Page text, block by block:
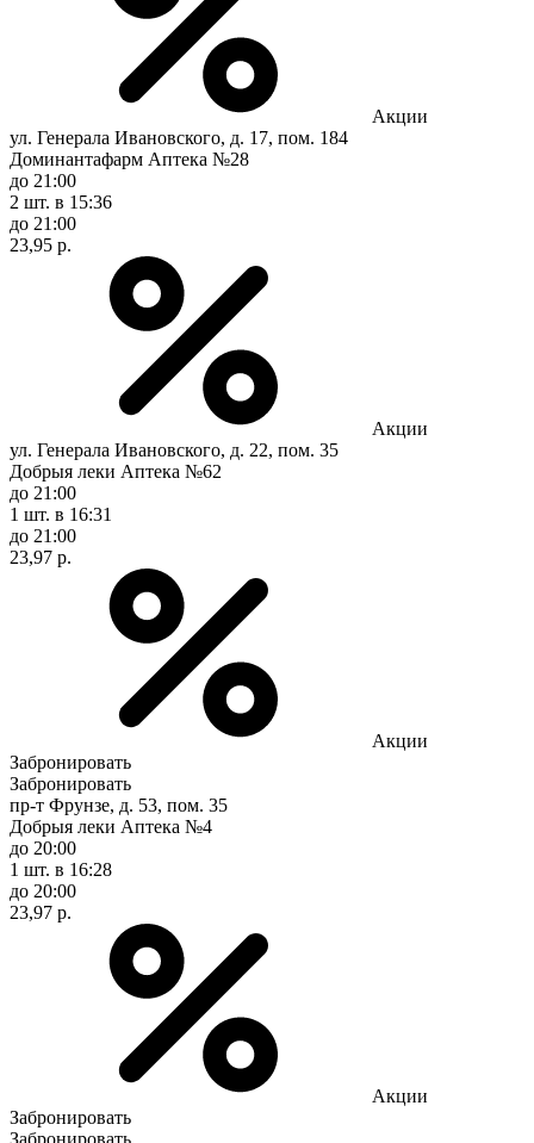
Акции
ул. Генерала Ивановского, д. 17, пом. 184
Доминантафарм Аптека №28
до 21:00
2 шт. в 15:36
до 21:00
23,95 р.
Акции
ул. Генерала Ивановского, д. 22, пом. 35
Добрыя леки Аптека №62
до 21:00
1 шт. в 16:31
до 21:00
23,97 р.
Акции
Забронировать
Забронировать
пр-т Фрунзе, д. 53, пом. 35
Добрыя леки Аптека №4
до 20:00
1 шт. в 16:28
до 20:00
23,97 р.
Акции
Забронировать
Забронировать